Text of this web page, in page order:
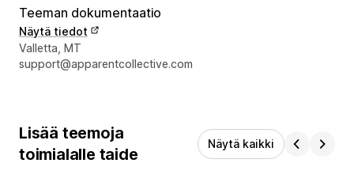
Teeman dokumentaatio
Näytä tiedot
Suunnittelijan yhteystiedot
Valletta, MT
support@apparentcollective.com
Lisää teemoja
toimialalle taide
Näytä kaikki